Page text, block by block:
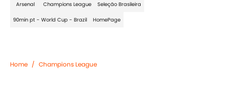
Arsenal Champions League Seleção Brasileira
90min pt - World Cup - Brazil HomePage
Home / Champions League